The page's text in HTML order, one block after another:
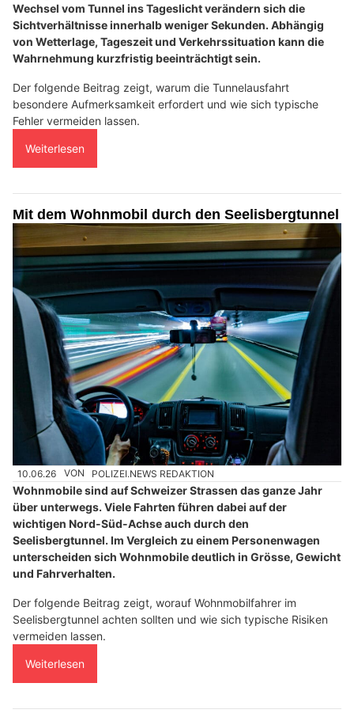
Wechsel vom Tunnel ins Tageslicht verändern sich die
Sichtverhältnisse innerhalb weniger Sekunden. Abhängig
von Wetterlage, Tageszeit und Verkehrssituation kann die
Wahrnehmung kurzfristig beeinträchtigt sein.
Der folgende Beitrag zeigt, warum die Tunnelausfahrt
besondere Aufmerksamkeit erfordert und wie sich typische
Fehler vermeiden lassen.
Weiterlesen
Mit dem Wohnmobil durch den Seelisbergtunnel
10.06.26 VON POLIZEI.NEWS REDAKTION
Wohnmobile sind auf Schweizer Strassen das ganze Jahr
über unterwegs. Viele Fahrten führen dabei auf der
wichtigen Nord-Süd-Achse auch durch den
Seelisbergtunnel. Im Vergleich zu einem Personenwagen
unterscheiden sich Wohnmobile deutlich in Grösse, Gewicht
und Fahrverhalten.
Der folgende Beitrag zeigt, worauf Wohnmobilfahrer im
Seelisbergtunnel achten sollten und wie sich typische Risiken
vermeiden lassen.
Weiterlesen